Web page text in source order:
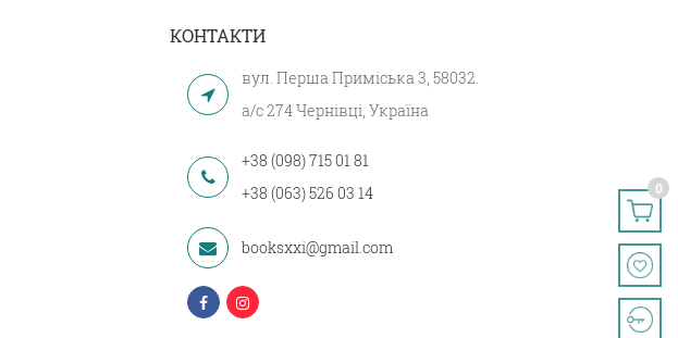
0
КОНТАКТИ
вул. Перша Приміська 3, 58032.
а/с 274 Чернівці, Україна
+38 (098) 715 01 81
+38 (063) 526 03 14
booksxxi@gmail.com